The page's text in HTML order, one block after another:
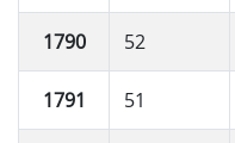
1790 52
1791 51